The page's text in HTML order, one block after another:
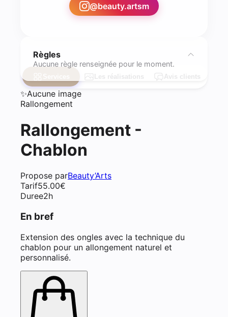
@beauty.artsm
Règles
Aucune règle renseignée pour le moment.
Les réalisations Avis clients
✨Aucune image
Rallongement
Rallongement -
Chablon
Propose parBeauty’Arts
Tarif55.00€
Duree2h
En bref
Extension des ongles avec la technique du
chablon pour un allongement naturel et
personnalisé.